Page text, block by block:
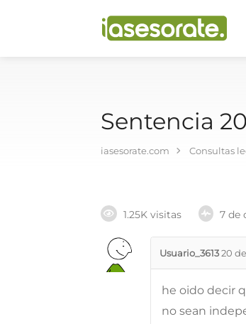
Sentencia
iasesorate.com Consultas
1.25K visitas 7 de
Usuario_361320
he oido decir
no sean